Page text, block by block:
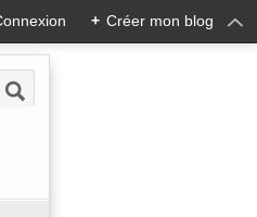
+ Créer mon blog